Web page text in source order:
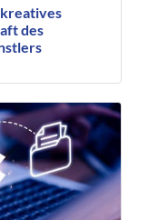
kreatives
des